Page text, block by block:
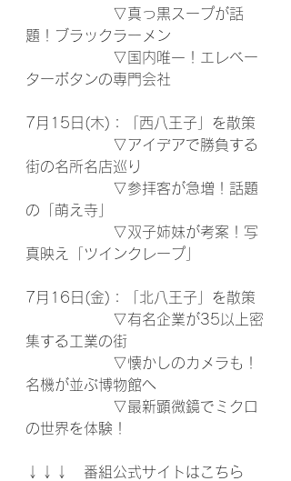
▽真っ黒スープが話
題！ブラックラーメン
▽国内唯一！エレベー
ターボタンの専門会社
7月15日(木)：「西八王子」を散策
▽アイデアで勝負する
街の名所名店巡り
▽参拝客が急増！話題
の「萌え寺」
▽双子姉妹が考案！写
真映え「ツインクレープ」
7月16日(金)：「北八王子」を散策
▽有名企業が35以上密
集する工業の街
▽懐かしのカメラも！
名機が並ぶ博物館へ
▽最新顕微鏡でミクロ
の世界を体験！
↓↓↓　番組公式サイトはこちら